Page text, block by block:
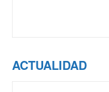
ACTUALIDAD